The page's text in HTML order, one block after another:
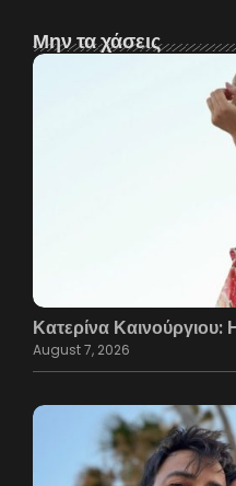
Μην τα χάσεις
Κατερίνα
August 7, 2026